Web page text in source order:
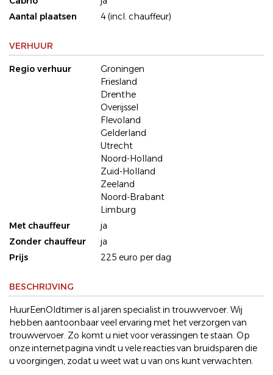
Aantal plaatsen
4 (incl. chauffeur)
VERHUUR
Regio verhuur
Groningen
Friesland
Drenthe
Overijssel
Flevoland
Gelderland
Utrecht
Noord-Holland
Zuid-Holland
Zeeland
Noord-Brabant
Limburg
Met chauffeur
ja
Zonder chauffeur
ja
Prijs
225 euro per dag
BESCHRIJVING
HuurEenOldtimer is al jaren specialist in trouwvervoer. Wij
hebben aantoonbaar veel ervaring met het verzorgen van
trouwvervoer. Zo komt u niet voor verassingen te staan. Op
onze internetpagina vindt u vele reacties van bruidsparen die
u voorgingen, zodat u weet wat u van ons kunt verwachten.